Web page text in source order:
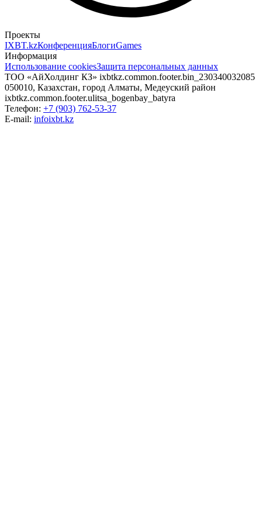
Проекты
IXBT.kzКонференцияБлогиGames
Информация
Использование cookiesЗащита персональных данных
ТОО «АйХолдинг КЗ» ixbtkz.common.footer.bin_230340032085
050010, Казахстан, город Алматы, Медеуский район
ixbtkz.common.footer.ulitsa_bogenbay_batyra
Телефон: +7 (903) 762-53-37
E-mail: infoixbt.kz